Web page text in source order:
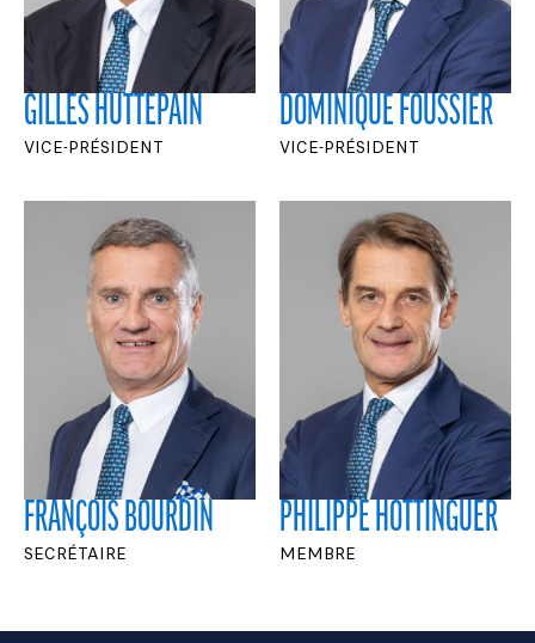
GILLES HUTTEPAIN
VICE-PRÉSIDENT
DOMINIQUE FOUSSIER
VICE-PRÉSIDENT
FRANÇOIS BOURDIN
SECRÉTAIRE
PHILIPPE HOTTINGUER
MEMBRE